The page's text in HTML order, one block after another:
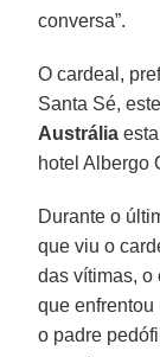
conversa”.
O cardeal,
Santa Sé,
Austrália
hotel Albergo
Durante o
que viu o
das vítimas, o
que
o padre